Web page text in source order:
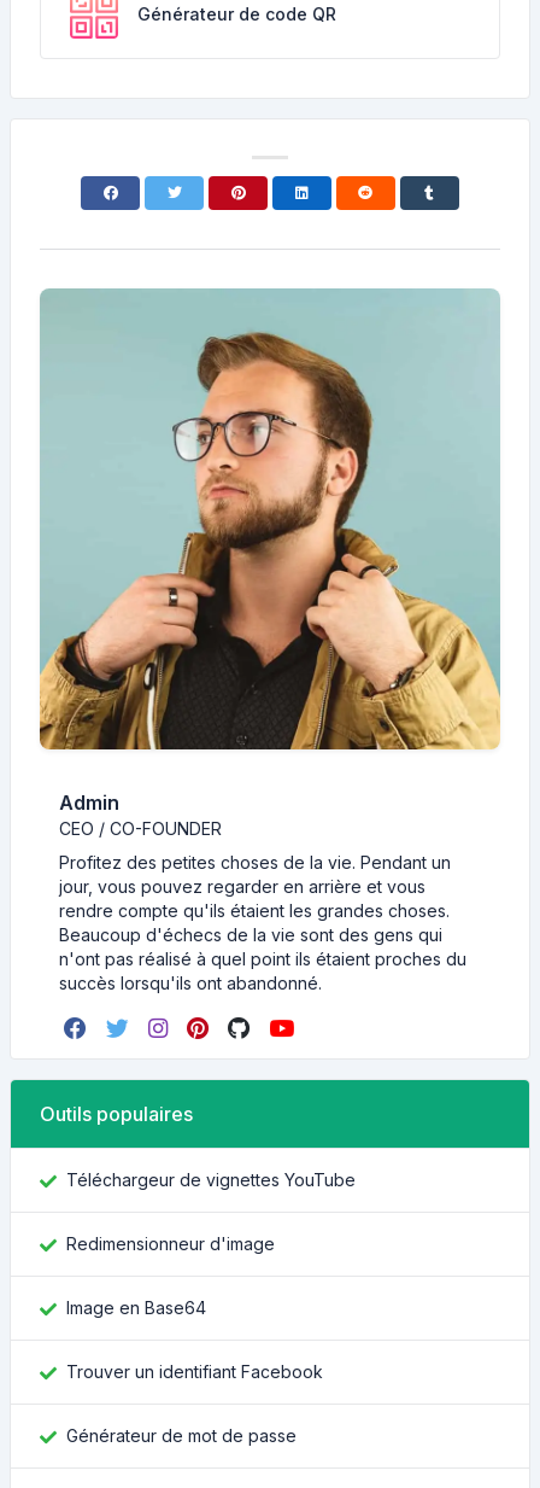
Générateur de code QR
Admin
CEO / CO-FOUNDER
Profitez des petites choses de la vie. Pendant un
jour, vous pouvez regarder en arrière et vous
rendre compte qu'ils étaient les grandes choses.
Beaucoup d'échecs de la vie sont des gens qui
n'ont pas réalisé à quel point ils étaient proches du
succès lorsqu'ils ont abandonné.
Outils populaires
Téléchargeur de vignettes YouTube
Redimensionneur d'image
Image en Base64
Trouver un identifiant Facebook
Générateur de mot de passe